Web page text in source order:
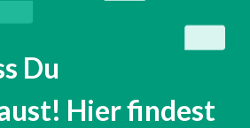
Du
Hier findest